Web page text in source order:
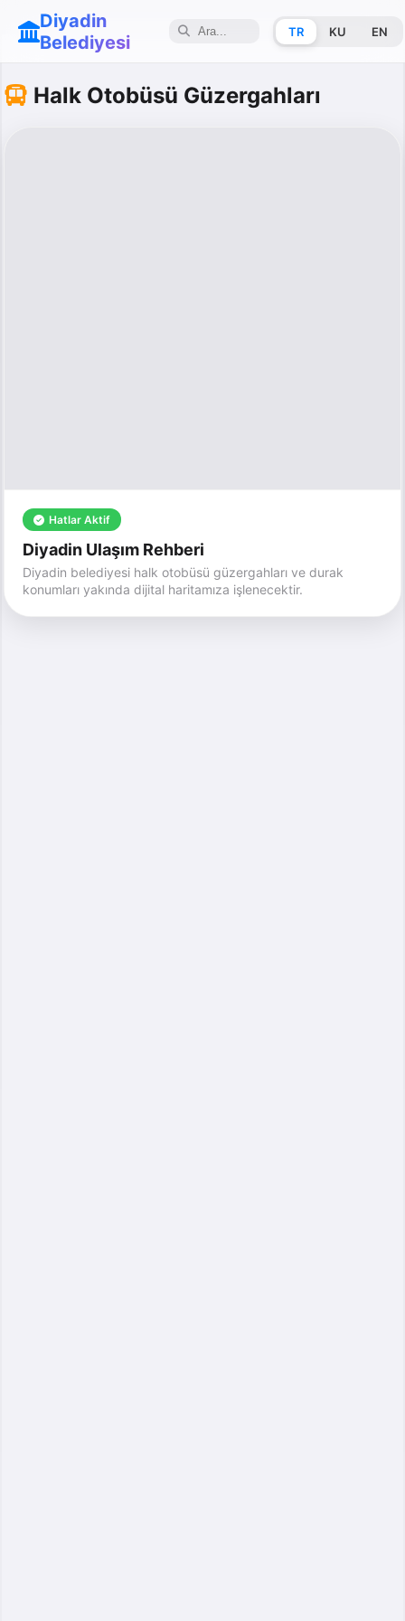
Diyadin
Belediyesi
TR KU EN
Halk Otobüsü Güzergahları
Hatlar Aktif
Diyadin Ulaşım Rehberi
Diyadin belediyesi halk otobüsü güzergahları ve durak
konumları yakında dijital haritamıza işlenecektir.